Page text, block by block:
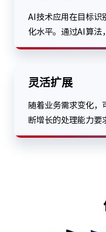
AI技术应用在目标识
化水平。通过AI算法
灵活扩展
随着业务需求变化，
断增长的处理能力要